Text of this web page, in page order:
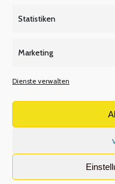
Statistiken
Marketing
Dienste verwalten
Tarifbeschäftigte
V W X